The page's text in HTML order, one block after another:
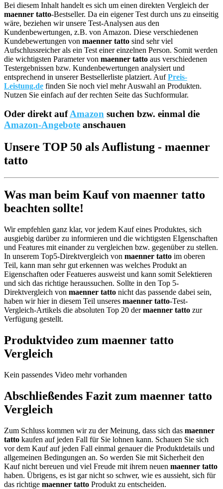
Bei diesem Inhalt handelt es sich um einen direkten Vergleich der
maenner tatto-Bestseller. Da ein eigener Test durch uns zu einseitig
wäre, beziehen wir unsere Test-Analysen aus den
Kundenbewertungen, z.B. von Amazon. Diese verschiedenen
Kundebewertungen von maenner tatto sind sehr viel
Aufschlussreicher als ein Test einer einzelnen Person. Somit werden
die wichtigsten Parameter von maenner tatto aus verschiedenen
Testergebnissen bzw. Kundenbewertungen analysiert und
entsprechend in unserer Bestsellerliste platziert. AufPreis-
Leistung.de finden Sie noch viel mehr Auswahl an Produkten.
Nutzen Sie einfach auf der rechten Seite das Suchformular.
Oder direkt aufAmazon suchen bzw. einmal die
Amazon-Angebote anschauen
Unsere TOP 50 als Auflistung - maenner
tatto
Was man beim Kauf von maenner tatto
beachten sollte!
Wir empfehlen ganz klar, vor jedem Kauf eines Produktes, sich
ausgiebig darüber zu informieren und die wichtigsten EIgenschaften
und Features mit einander zu vergleichen bzw. gegenüber zu stellen.
In unserem Top5-Direktvergleich von maenner tatto im oberen
Teil, kann man sehr gut erkennen was welches Produkt an
Eigenschaften oder Featueres ausweist und kann somit Selektieren
und sich das richtige heraussuchen. Sollte in den Top 5-
Direktvergleich von maenner tatto nicht das passende dabei sein,
haben wir hier in diesem Teil unseres maenner tatto-Test-
Vergleich-Artikels die absoluten Top 20 dermaenner tatto zur
Verfügung gestellt.
Produktvideo zum maenner tatto
Vergleich
Kein passendes Video mehr vorhanden
Abschließendes Fazit zum maenner tatto
Vergleich
Zum Schluss kommen wir zu der Meinung, dass sich das maenner
tatto kaufen auf jeden Fall für Sie lohnen kann. Schauen Sie sich
vor dem Kauf auf jeden Fall einmal genauer die Produktdetails und
allgemeinen Bedingungen an. So werden Sie mit Sicherheit den
Kauf nicht bereuen und viel Freude mit ihrem neuen maenner tatto
haben. Übrigens, es ist gar nicht so schwer, wie es aussieht, sich für
das richtige maenner tatto Produkt zu entscheiden.